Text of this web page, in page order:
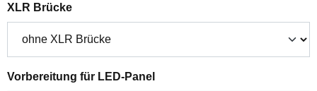
XLR Brückeauswählen
Vorbereitung für LED-Panelauswählen